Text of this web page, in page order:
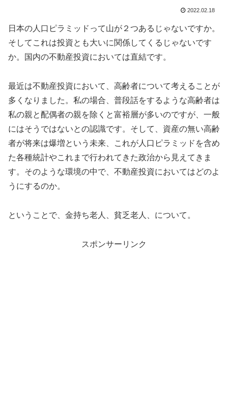
2022.02.18
日本の人口ピラミッドって山が２つあるじゃないですか。
そしてこれは投資とも大いに関係してくるじゃないです
か。国内の不動産投資においては直結です。
最近は不動産投資において、高齢者について考えることが
多くなりました。私の場合、普段話をするような高齢者は
私の親と配偶者の親を除くと富裕層が多いのですが、一般
にはそうではないとの認識です。そして、資産の無い高齢
者が将来は爆増という未来、これが人口ピラミッドを含め
た各種統計やこれまで行われてきた政治から見えてきま
す。そのような環境の中で、不動産投資においてはどのよ
うにするのか。
ということで、金持ち老人、貧乏老人、について。
スポンサーリンク